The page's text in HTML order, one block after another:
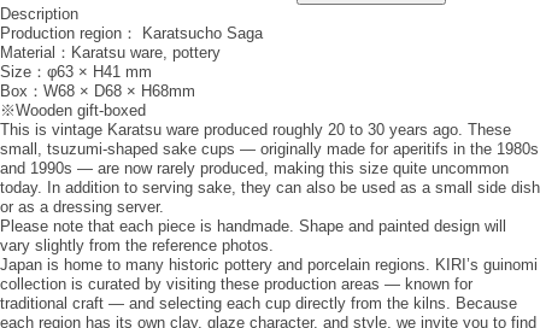
Description
Production region： Karatsucho Saga
Material：Karatsu ware, pottery
Size：φ63 × H41 mm
Box：W68 × D68 × H68mm
※Wooden gift‐boxed
This is vintage Karatsu ware produced roughly 20 to 30 years ago. These
small, tsuzumi-shaped sake cups — originally made for aperitifs in the 1980s
and 1990s — are now rarely produced, making this size quite uncommon
today. In addition to serving sake, they can also be used as a small side dish
or as a dressing server.
Please note that each piece is handmade. Shape and painted design will
vary slightly from the reference photos.
Japan is home to many historic pottery and porcelain regions. KIRI’s guinomi
collection is curated by visiting these production areas — known for
traditional craft — and selecting each cup directly from the kilns. Because
each region has its own clay, glaze character, and style, we invite you to find